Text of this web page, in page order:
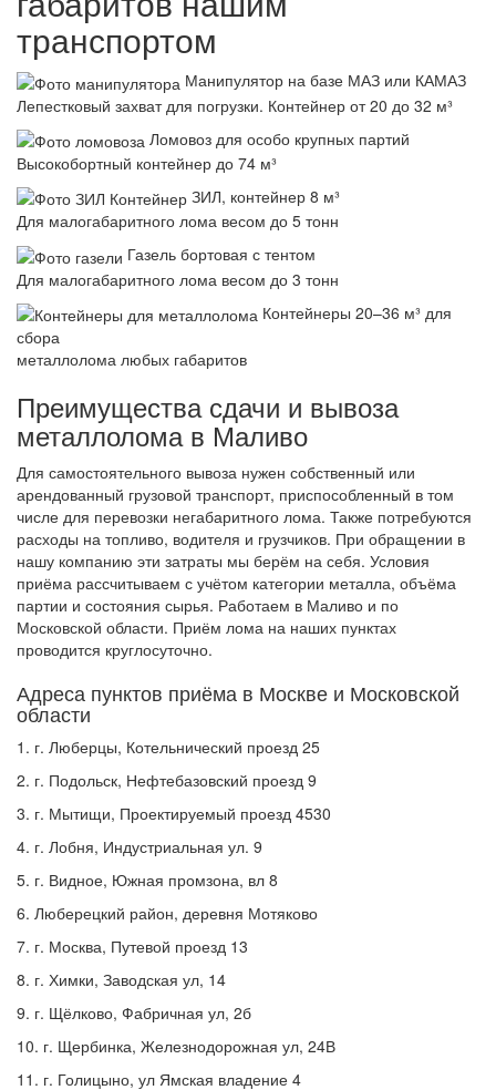
транспортом
Манипулятор на базе МАЗ или КАМАЗ
Лепестковый захват для погрузки. Контейнер от 20 до 32 м³
Ломовоз для особо крупных партий
Высокобортный контейнер до 74 м³
ЗИЛ, контейнер 8 м³
Для малогабаритного лома весом до 5 тонн
Газель бортовая с тентом
Для малогабаритного лома весом до 3 тонн
Контейнеры 20–36 м³ для
сбора
металлолома любых габаритов
Преимущества сдачи и вывоза
металлолома в Маливо
Для самостоятельного вывоза нужен собственный или
арендованный грузовой транспорт, приспособленный в том
числе для перевозки негабаритного лома. Также потребуются
расходы на топливо, водителя и грузчиков. При обращении в
нашу компанию эти затраты мы берём на себя. Условия
приёма рассчитываем с учётом категории металла, объёма
партии и состояния сырья. Работаем в Маливо и по
Московской области. Приём лома на наших пунктах
проводится круглосуточно.
Адреса пунктов приёма в Москве и Московской
области
1. г. Люберцы, Котельнический проезд 25
2. г. Подольск, Нефтебазовский проезд 9
3. г. Мытищи, Проектируемый проезд 4530
4. г. Лобня, Индустриальная ул. 9
5. г. Видное, Южная промзона, вл 8
6. Люберецкий район, деревня Мотяково
7. г. Москва, Путевой проезд 13
8. г. Химки, Заводская ул, 14
9. г. Щёлково, Фабричная ул, 2б
10. г. Щербинка, Железнодорожная ул, 24В
11. г. Голицыно, ул Ямская владение 4